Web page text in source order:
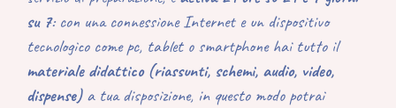
su 7: con una connessione Internet e un dispositivo
tecnologico come pc, tablet o smartphone hai tutto il
materiale didattico (riassunti, schemi, audio, video,
dispense)a tua disposizione, in questo modo potrai